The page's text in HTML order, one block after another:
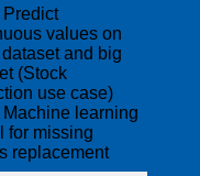
Predict
values on
and big
(Stock
use case)
Machine learning
for missing
replacement